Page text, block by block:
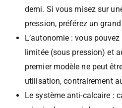
demi. Si vous misez sur
pression, préférez un
L’autonomie : vous
limitée (sous pression) et
premier modèle ne peut
utilisation, contrairement
Le système anti-calcaire :